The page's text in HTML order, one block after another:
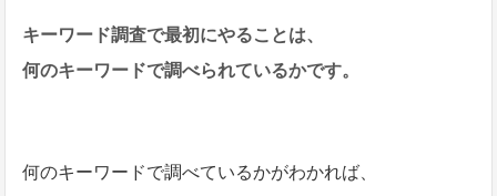
キーワード調査で最初にやることは、
何のキーワードで調べられているかです。
何のキーワードで調べているかがわかれば、